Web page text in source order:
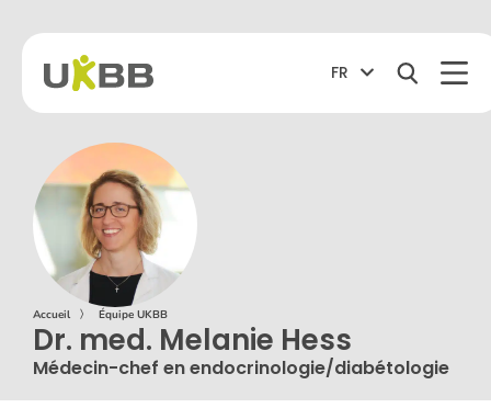
FR
Accueil 〉 Équipe UKBB
Dr. med. Melanie Hess
Médecin-chef en endocrinologie/diabétologie